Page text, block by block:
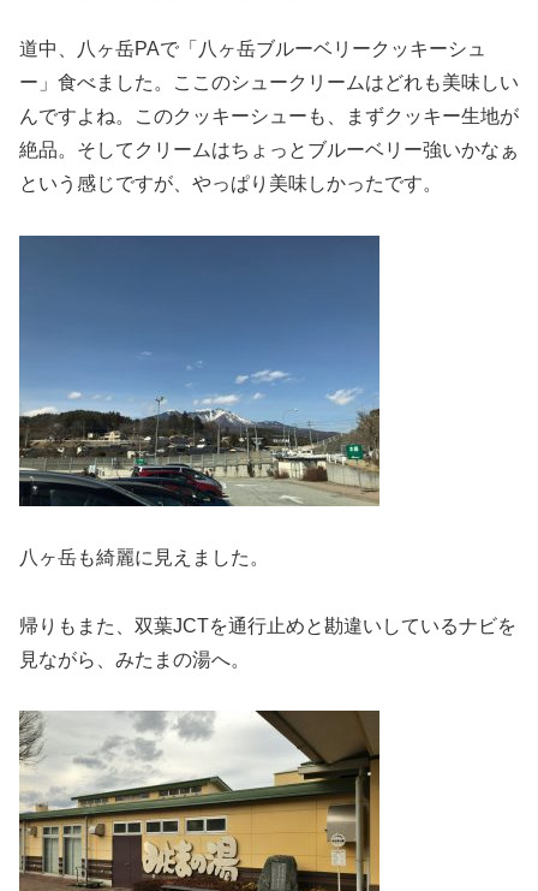
道中、八ヶ岳PAで「八ヶ岳ブルーベリークッキーシュ
ー」食べました。ここのシュークリームはどれも美味しい
んですよね。このクッキーシューも、まずクッキー生地が
絶品。そしてクリームはちょっとブルーベリー強いかなぁ
という感じですが、やっぱり美味しかったです。
八ヶ岳も綺麗に見えました。
帰りもまた、双葉JCTを通行止めと勘違いしているナビを
見ながら、みたまの湯へ。